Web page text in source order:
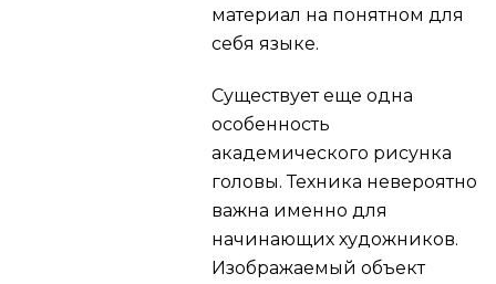
материал на понятном для
себя языке.
Существует еще одна
особенность
академического рисунка
головы. Техника невероятно
важна именно для
начинающих художников.
Изображаемый объект